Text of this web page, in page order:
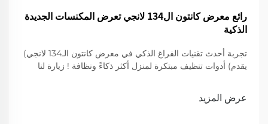
رائع معرض كانتون ال134 لانجي تعرض المكنسات الجديدة
الذكية
تجربة أحدث تقنيات الفراغ الذكي في معرض كانتون الـ134 لانجي)
يقدم) أدوات تنظيف مبتكرة لمنزل أكثر ذكاءً ونظافة ! زيارة لنا
عرض المزيد